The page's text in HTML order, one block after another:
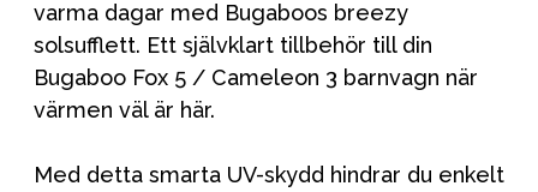
varma dagar med Bugaboos breezy
solsufflett. Ett självklart tillbehör till din
Bugaboo Fox 5 / Cameleon 3 barnvagn när
värmen väl är här.
Med detta smarta UV-skydd hindrar du enkelt